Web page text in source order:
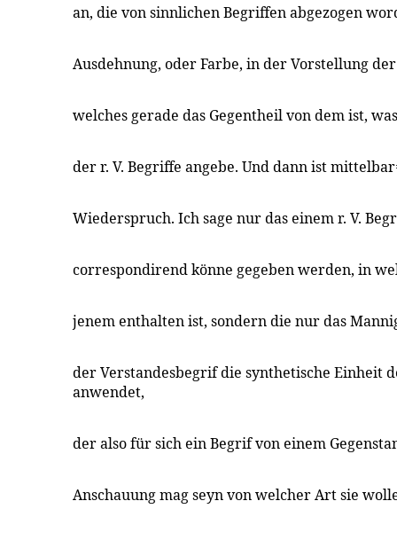
an, die von sinnlichen Begriffen abgezogen
Ausdehnung, oder Farbe, in der Vorstellung
welches gerade das Gegentheil von dem ist,
der r. V. Begriffe angebe. Und dann ist
Wiederspruch. Ich sage nur das einem r. V.
correspondirend könne gegeben werden, in
jenem enthalten ist, sondern die nur das
der Verstandesbegrif die synthetische Einheit
anwendet,
der also für sich ein Begrif von einem
Anschauung mag seyn von welcher Art sie